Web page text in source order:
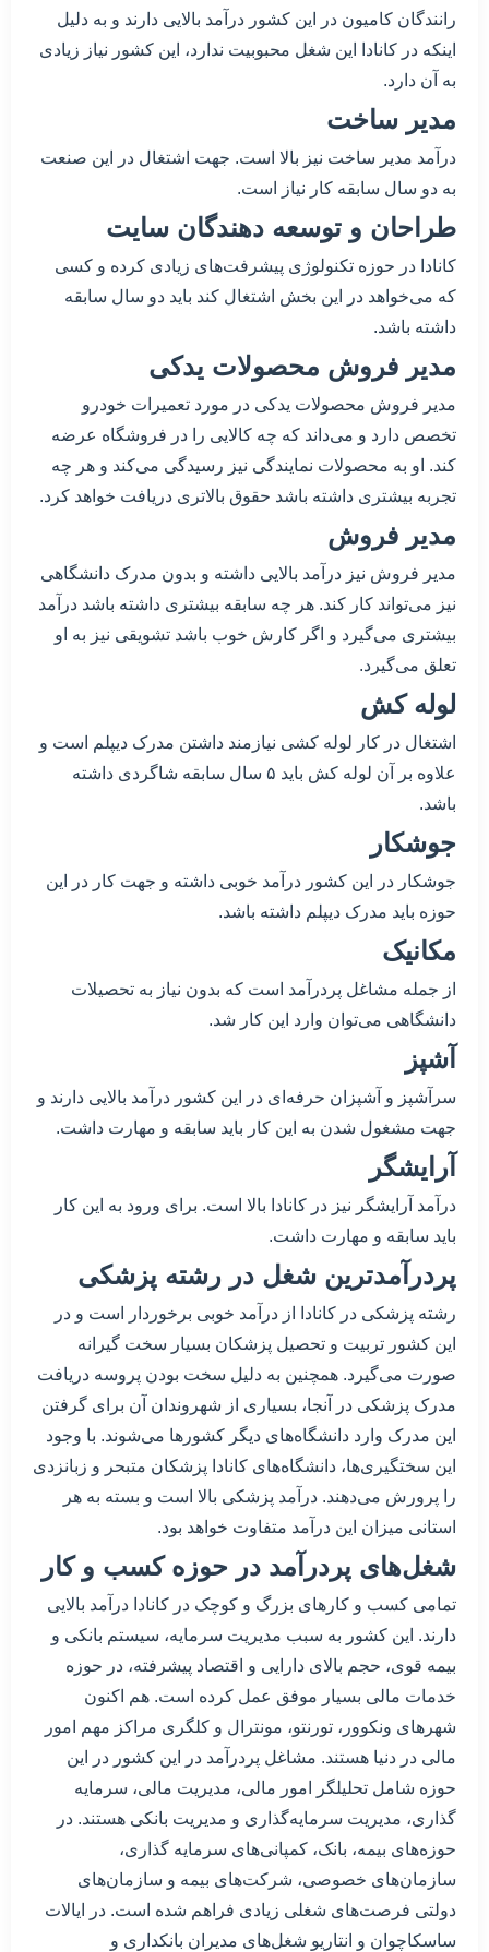
رانندگان کامیون در این کشور درآمد بالایی دارند و به دلیل
اینکه در کانادا این شغل محبوبیت ندارد، این کشور نیاز زیادی
به آن دارد.
مدیر ساخت
درآمد مدیر ساخت نیز بالا است. جهت اشتغال در این صنعت
به دو سال سابقه کار نیاز است.
طراحان و توسعه دهندگان سایت
کانادا در حوزه تکنولوژی پیشرفت‌های زیادی کرده و کسی
که می‌خواهد در این بخش اشتغال کند باید دو سال سابقه
داشته باشد.
مدیر فروش محصولات یدکی
مدیر فروش محصولات یدکی در مورد تعمیرات خودرو
تخصص دارد و می‌داند که چه کالایی را در فروشگاه عرضه
کند. او به محصولات نمایندگی نیز رسیدگی می‌کند و هر چه
تجربه بیشتری داشته باشد حقوق بالاتری دریافت خواهد کرد.
مدیر فروش
مدیر فروش نیز درآمد بالایی داشته و بدون مدرک دانشگاهی
نیز می‌تواند کار کند. هر چه سابقه بیشتری داشته باشد درآمد
بیشتری می‌گیرد و اگر کارش خوب باشد تشویقی نیز به او
تعلق می‌گیرد.
لوله کش
اشتغال در کار لوله کشی نیازمند داشتن مدرک دیپلم است و
علاوه بر آن لوله کش باید ۵ سال سابقه شاگردی داشته
باشد.
جوشکار
جوشکار در این کشور درآمد خوبی داشته و جهت کار در این
حوزه باید مدرک دیپلم داشته باشد.
مکانیک
از جمله مشاغل پردرآمد است که بدون نیاز به تحصیلات
دانشگاهی می‌توان وارد این کار شد.
آشپز
سرآشپز و آشپزان حرفه‌ای در این کشور درآمد بالایی دارند و
جهت مشغول شدن به این کار باید سابقه و مهارت داشت.
آرایشگر
درآمد آرایشگر نیز در کانادا بالا است. برای ورود به این کار
باید سابقه و مهارت داشت.
پردرآمدترین شغل در رشته پزشکی
رشته پزشکی در کانادا از درآمد خوبی برخوردار است و در
این کشور تربیت و تحصیل پزشکان بسیار سخت گیرانه
صورت می‌گیرد. همچنین به دلیل سخت بودن پروسه دریافت
مدرک پزشکی در آنجا، بسیاری از شهروندان آن برای گرفتن
این مدرک وارد دانشگاه‌های دیگر کشورها می‌شوند. با وجود
این سختگیری‌ها، دانشگاه‌های کانادا پزشکان متبحر و زبانزدی
را پرورش می‌دهند. درآمد پزشکی بالا است و بسته به هر
استانی میزان این درآمد متفاوت خواهد بود.
شغل‌های پردرآمد در حوزه کسب و کار
تمامی کسب و کارهای بزرگ و کوچک در کانادا درآمد بالایی
دارند. این کشور به سبب مدیریت سرمایه، سیستم بانکی و
بیمه قوی، حجم بالای دارایی و اقتصاد پیشرفته، در حوزه
خدمات مالی بسیار موفق عمل کرده است. هم اکنون
شهرهای ونکوور، تورنتو، مونترال و کلگری مراکز مهم امور
مالی در دنیا هستند. مشاغل پردرآمد در این کشور در این
حوزه شامل تحلیلگر امور مالی، مدیریت مالی، سرمایه
گذاری، مدیریت سرمایه‌گذاری و مدیریت بانکی هستند. در
حوزه‌های بیمه، بانک، کمپانی‌های سرمایه گذاری،
سازمان‌های خصوصی، شرکت‌های بیمه و سازمان‌های
دولتی فرصت‌های شغلی زیادی فراهم شده است. در ایالات
ساسکاچوان و انتاریو شغل‌های مدیران بانکداری و